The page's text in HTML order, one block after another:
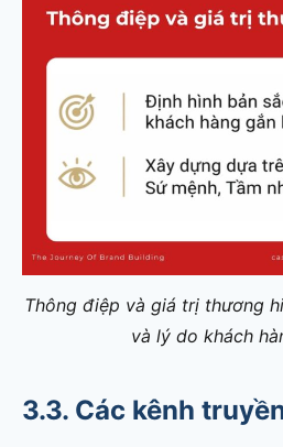
Thông điệp và giá trị thương
và lý do khách
3.3. Các kênh